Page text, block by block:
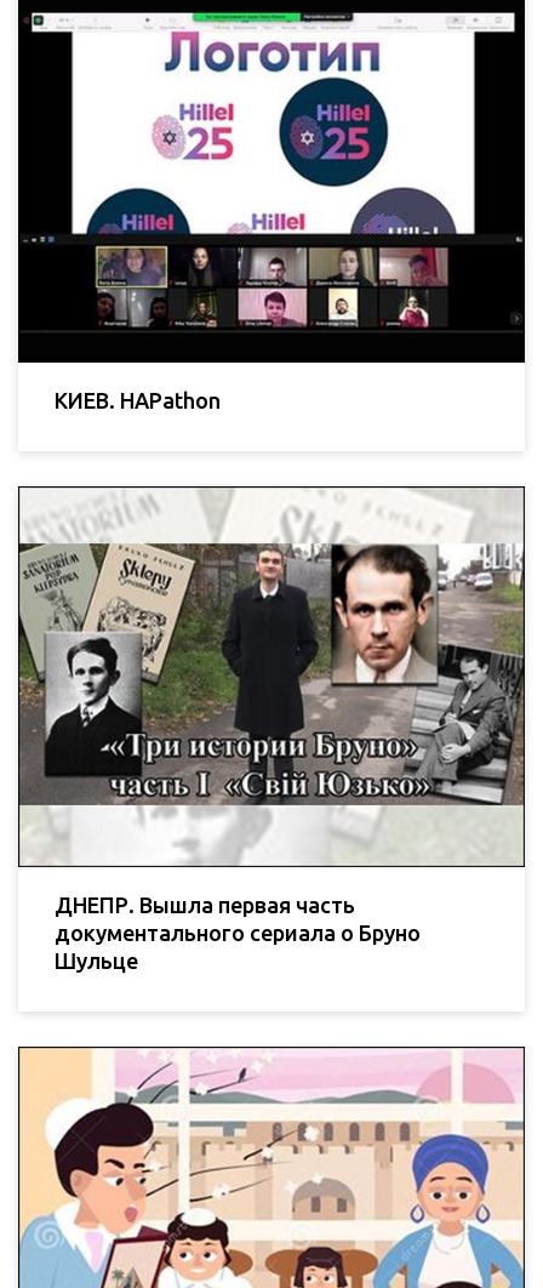
КИЕВ. HAPathon
ДНЕПР. Вышла первая часть
документального сериала о Бруно
Шульце